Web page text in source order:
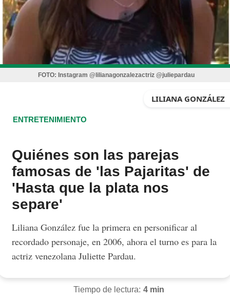
FOTO: Instagram @lilianagonzalezactriz @juliepardau
LILIANA GONZÁLEZ
ENTRETENIMIENTO
Quiénes son las parejas
famosas de 'las Pajaritas' de
'Hasta que la plata nos
separe'
Liliana González fue la primera en personificar al
recordado personaje, en 2006, ahora el turno es para la
actriz venezolana Juliette Pardau.
Tiempo de lectura: 4 min